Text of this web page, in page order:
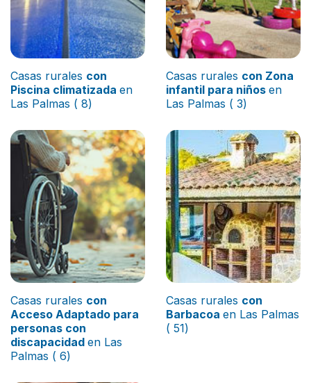
Casas rurales con
Piscina climatizada en
Las Palmas ( 8)
Casas rurales con Zona
infantil para niños en
Las Palmas ( 3)
Casas rurales con
Acceso Adaptado para
personas con
discapacidad en Las
Palmas ( 6)
Casas rurales con
Barbacoa en Las Palmas
( 51)